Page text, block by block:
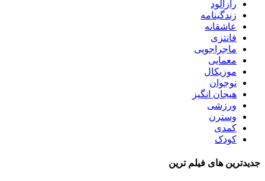
رازآلود
زندگینامه
عاشقانه
فانتزی
ماجراجویی
معمایی
موزیکال
نوجوان
هیجان انگیز
ورزشی
وسترن
کمدی
کودک
جدیدترین های فیلم ترین